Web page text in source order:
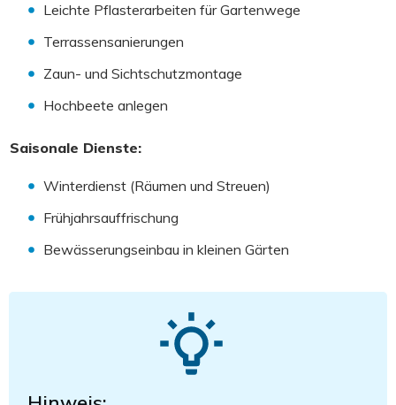
Leichte Pflasterarbeiten für Gartenwege
Terrassensanierungen
Zaun- und Sichtschutzmontage
Hochbeete anlegen
Saisonale Dienste:
Winterdienst (Räumen und Streuen)
Frühjahrsauffrischung
Bewässerungseinbau in kleinen Gärten